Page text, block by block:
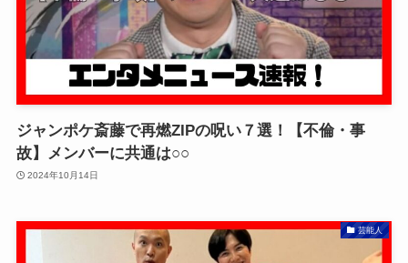
ジャンポケ斎藤で再燃ZIPの呪い７選！【不倫・事
故】メンバーに共通は○○
2024年10月14日
芸能人